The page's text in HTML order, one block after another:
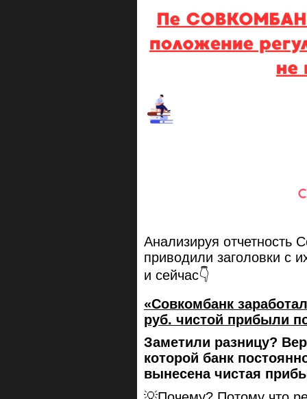
Анализируя отчетность
приводили заголовки с
и сейчас👇
«Совкомбанк
руб. чистой прибыли
Заметили разницу?
которой банк
вынесена чистая